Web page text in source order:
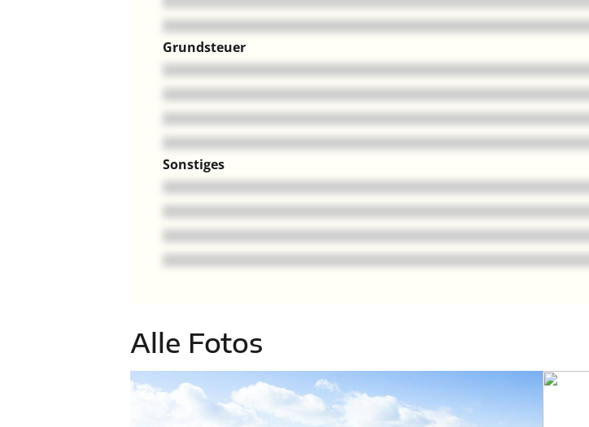
Grundsteuer
Sonstiges
Alle Fotos